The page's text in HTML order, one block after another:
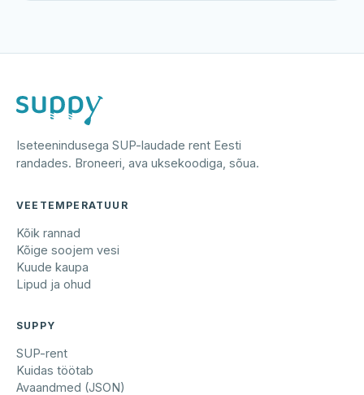
Iseteenindusega SUP-laudade rent Eesti
randades. Broneeri, ava uksekoodiga, sõua.
VEETEMPERATUUR
Kõik rannad
Kõige soojem vesi
Kuude kaupa
Lipud ja ohud
SUPPY
SUP-rent
Kuidas töötab
Avaandmed (JSON)